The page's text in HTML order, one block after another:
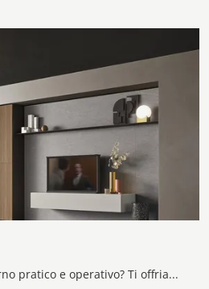
Vuoi allestire un soggiorno pratico e operativo? Ti offriamo la parete attrezzata Day Collection 08 Alf Da Frè dalle forme decise moderne.